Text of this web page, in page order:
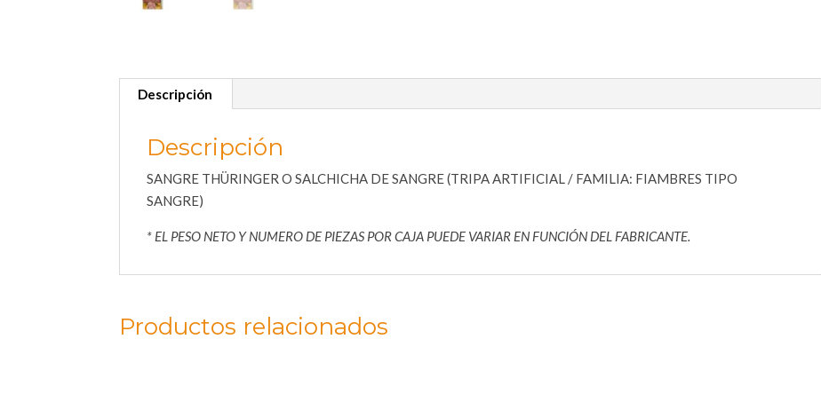
Descripción
Descripción
SANGRE THÜRINGER O SALCHICHA DE SANGRE (TRIPA ARTIFICIAL / FAMILIA: FIAMBRES TIPO
SANGRE)
* EL PESO NETO Y NUMERO DE PIEZAS POR CAJA PUEDE VARIAR EN FUNCIÓN DEL FABRICANTE.
Productos relacionados